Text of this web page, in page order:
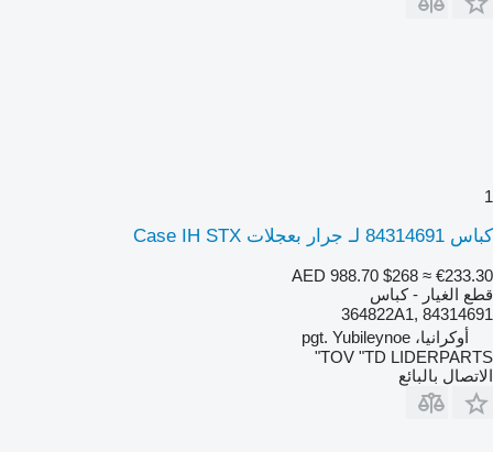
1
كباس 84314691 لـ جرار بعجلات Case IH STX
AED 988.70 $268 ≈ €233.30
قطع الغيار - كباس
84314691 ,364822A1
أوكرانيا، pgt. Yubileynoe
TOV "TD LIDERPARTS"
الاتصال بالبائع